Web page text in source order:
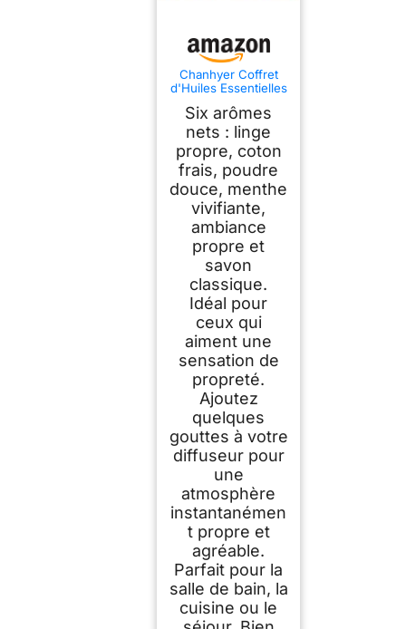
Chanhyer Coffret
d'Huiles Essentielles
Six arômes
nets : linge
propre, coton
frais, poudre
douce, menthe
vivifiante,
ambiance
propre et
savon
classique.
Idéal pour
ceux qui
aiment une
sensation de
propreté.
Ajoutez
quelques
gouttes à votre
diffuseur pour
une
atmosphère
instantanémen
t propre et
agréable.
Parfait pour la
salle de bain, la
cuisine ou le